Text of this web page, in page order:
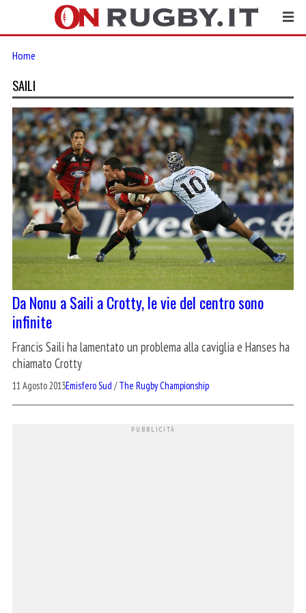
Home
SAILI
Da Nonu a Saili a Crotty, le vie del centro sono
infinite
Francis Saili ha lamentato un problema alla caviglia e Hanses ha
chiamato Crotty
11 Agosto 2013Emisfero Sud /The Rugby Championship